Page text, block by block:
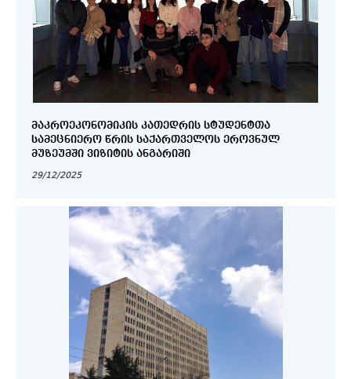
ᲛᲐᲙᲠᲝᲔᲙᲝᲜᲝᲛᲘᲙᲘᲡ ᲙᲐᲗᲔᲓᲠᲘᲡ ᲡᲢᲣᲓᲔᲜᲢᲗᲐ
ᲡᲐᲛᲔᲪᲜᲘᲔᲠᲝ ᲬᲠᲘᲡ ᲡᲐᲥᲐᲠᲗᲕᲔᲚᲝᲡ ᲔᲠᲝᲕᲜᲣᲚ
ᲛᲣᲖᲔᲣᲛᲨᲘ ᲕᲘᲖᲘᲢᲘᲡ ᲐᲜᲒᲐᲠᲘᲨᲘ
29/12/2025